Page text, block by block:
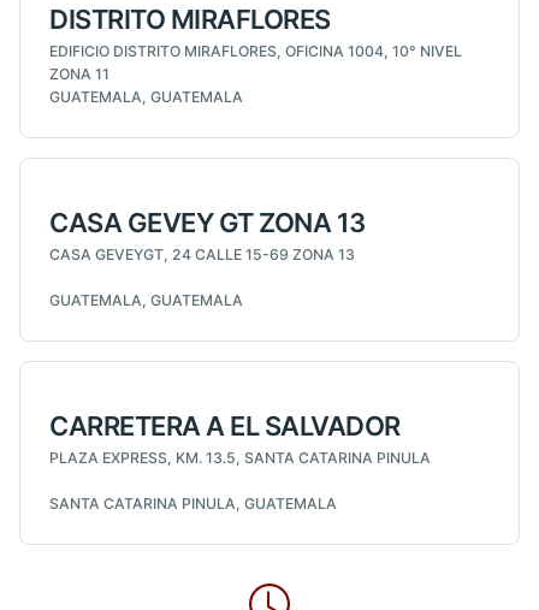
DISTRITO MIRAFLORES
EDIFICIO DISTRITO MIRAFLORES, OFICINA 1004, 10° NIVEL
ZONA 11
GUATEMALA, GUATEMALA
CASA GEVEY GT ZONA 13
CASA GEVEYGT, 24 CALLE 15-69 ZONA 13
GUATEMALA, GUATEMALA
CARRETERA A EL SALVADOR
PLAZA EXPRESS, KM. 13.5, SANTA CATARINA PINULA
SANTA CATARINA PINULA, GUATEMALA